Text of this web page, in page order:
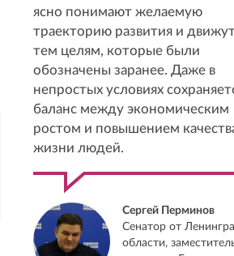
ясно понимают желаемую
траекторию развития и
тем целям, которые были
обозначены заранее. Даже в
непростых условиях
баланс между экономическим
ростом и повышением
жизни людей.
Сергей Перминов
Сенатор от
области,